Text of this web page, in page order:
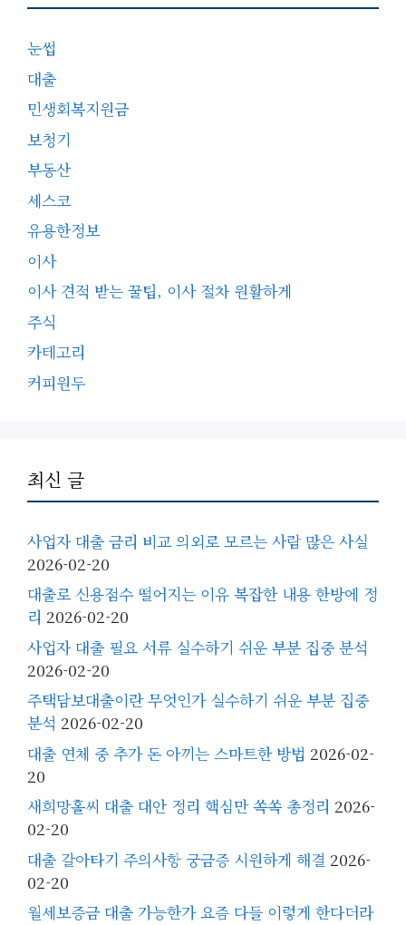
눈썹
대출
민생회복지원금
보청기
부동산
세스코
유용한정보
이사
이사 견적 받는 꿀팁, 이사 절차 원활하게
주식
카테고리
커피원두
최신 글
사업자 대출 금리 비교 의외로 모르는 사람 많은 사실
2026-02-20
대출로 신용점수 떨어지는 이유 복잡한 내용 한방에 정
리 2026-02-20
사업자 대출 필요 서류 실수하기 쉬운 부분 집중 분석
2026-02-20
주택담보대출이란 무엇인가 실수하기 쉬운 부분 집중
분석 2026-02-20
대출 연체 중 추가 돈 아끼는 스마트한 방법 2026-02-
20
새희망홀씨 대출 대안 정리 핵심만 쏙쏙 총정리 2026-
02-20
대출 갈아타기 주의사항 궁금증 시원하게 해결 2026-
02-20
월세보증금 대출 가능한가 요즘 다들 이렇게 한다더라